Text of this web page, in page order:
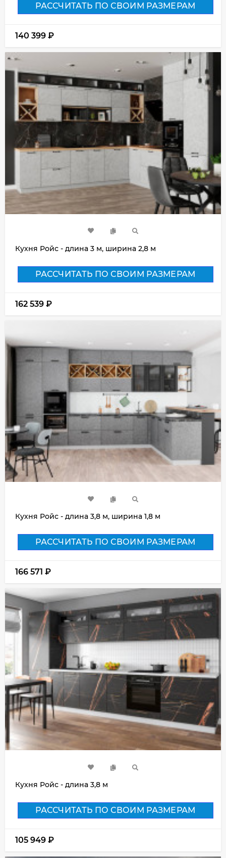
РАССЧИТАТЬ ПО СВОИМ РАЗМЕРАМ
140 399 ₽
Кухня Ройс - длина 3 м, ширина 2,8 м
РАССЧИТАТЬ ПО СВОИМ РАЗМЕРАМ
162 539 ₽
Кухня Ройс - длина 3,8 м, ширина 1,8 м
РАССЧИТАТЬ ПО СВОИМ РАЗМЕРАМ
166 571 ₽
Кухня Ройс - длина 3,8 м
РАССЧИТАТЬ ПО СВОИМ РАЗМЕРАМ
105 949 ₽